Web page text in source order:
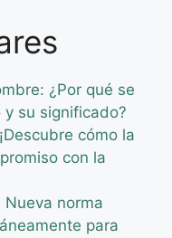
¿Por qué se
su significado?
cómo la
con la
Nueva norma
para